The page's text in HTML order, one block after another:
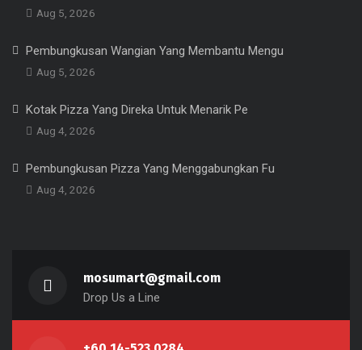
Aug 5, 2026
Pembungkusan Wangian Yang Membantu Mengu
Aug 5, 2026
Kotak Pizza Yang Direka Untuk Menarik Pe
Aug 4, 2026
Pembungkusan Pizza Yang Menggabungkan Fu
Aug 4, 2026
mosumart@gmail.com
Drop Us a Line